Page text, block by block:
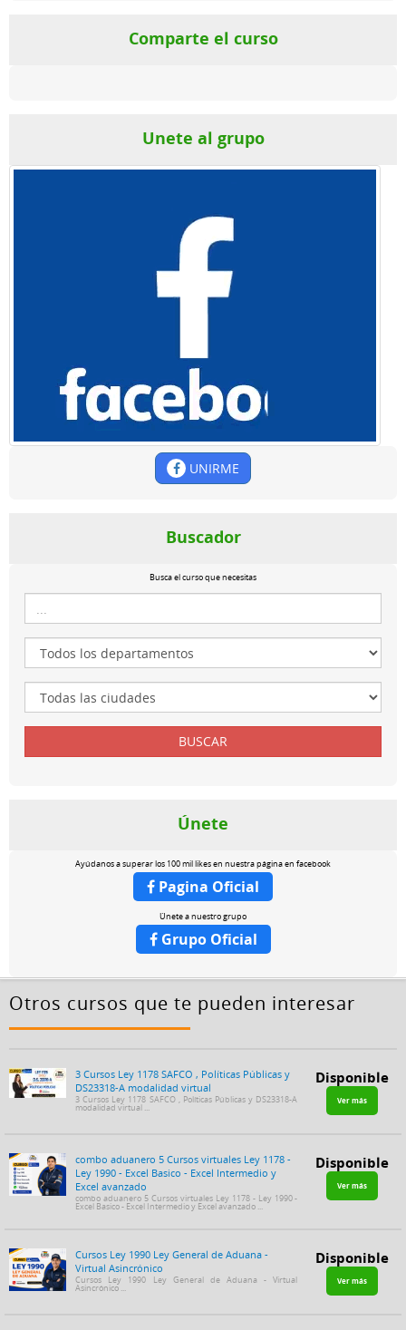
Comparte el curso
Unete al grupo
UNIRME
Buscador
Busca el curso que necesitas
Únete
Ayúdanos a superar los 100 mil likes en nuestra página en facebook
Pagina Oficial
Únete a nuestro grupo
Grupo Oficial
Otros cursos que te pueden interesar
3 Cursos Ley 1178 SAFCO , Políticas Públicas y
DS23318-A modalidad virtual
3 Cursos Ley 1178 SAFCO , Políticas Públicas y DS23318-A
modalidad virtual ...
Disponible
Ver más
combo aduanero 5 Cursos virtuales Ley 1178 -
Ley 1990 - Excel Basico - Excel Intermedio y
Excel avanzado
combo aduanero 5 Cursos virtuales Ley 1178 - Ley 1990 -
Excel Basico - Excel Intermedio y Excel avanzado ...
Disponible
Ver más
Cursos Ley 1990 Ley General de Aduana -
Virtual Asincrónico
Cursos Ley 1990 Ley General de Aduana - Virtual
Asincrónico ...
Disponible
Ver más